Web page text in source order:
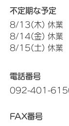
不定期な予定
8/13(木) 休業
8/14(金) 休業
8/15(土) 休業
電話番号
092-401-
FAX番号